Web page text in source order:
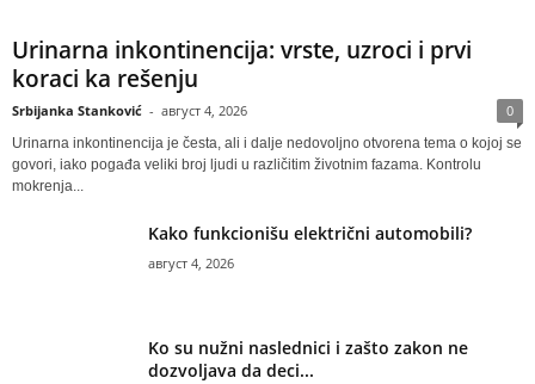
Urinarna inkontinencija: vrste, uzroci i prvi
koraci ka rešenju
Srbijanka Stanković - август 4, 2026 0
Urinarna inkontinencija je česta, ali i dalje nedovoljno otvorena tema o kojoj se
govori, iako pogađa veliki broj ljudi u različitim životnim fazama. Kontrolu
mokrenja...
Kako funkcionišu električni automobili?
август 4, 2026
Ko su nužni naslednici i zašto zakon ne
dozvoljava da deci...